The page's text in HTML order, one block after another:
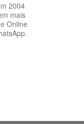
2004
mais
Online